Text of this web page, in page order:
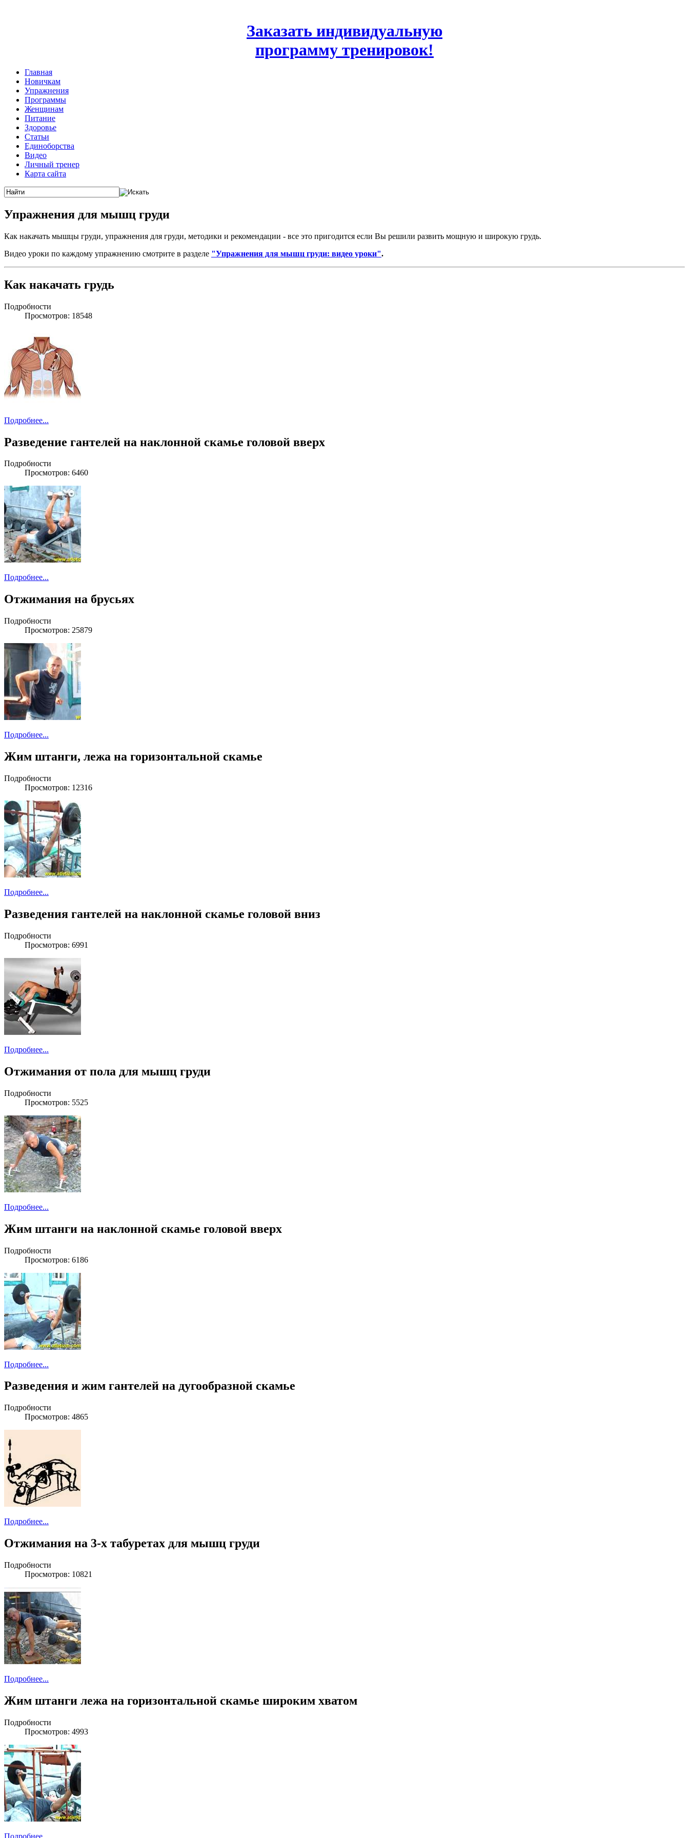
Заказать индивидуальную
программу тренировок!
Главная
Новичкам
Упражнения
Программы
Женщинам
Питание
Здоровье
Статьи
Единоборства
Видео
Личный тренер
Карта сайта
Упражнения для мышц груди
Как накачать мышцы груди, упражнения для груди, методики и рекомендации - все это пригодится если Вы решили развить мощную и широкую грудь.
Видео уроки по каждому упражнению смотрите в разделе "Упражнения для мышц груди: видео уроки".
Как накачать грудь
Подробности
Просмотров: 18548
Подробнее...
Разведение гантелей на наклонной скамье головой вверх
Подробности
Просмотров: 6460
Подробнее...
Отжимания на брусьях
Подробности
Просмотров: 25879
Подробнее...
Жим штанги, лежа на горизонтальной скамье
Подробности
Просмотров: 12316
Подробнее...
Разведения гантелей на наклонной скамье головой вниз
Подробности
Просмотров: 6991
Подробнее...
Отжимания от пола для мышц груди
Подробности
Просмотров: 5525
Подробнее...
Жим штанги на наклонной скамье головой вверх
Подробности
Просмотров: 6186
Подробнее...
Разведения и жим гантелей на дугообразной скамье
Подробности
Просмотров: 4865
Подробнее...
Отжимания на 3-х табуретах для мышц груди
Подробности
Просмотров: 10821
Подробнее...
Жим штанги лежа на горизонтальной скамье широким хватом
Подробности
Просмотров: 4993
Подробнее...